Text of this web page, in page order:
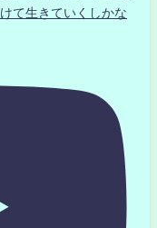
て生きていくしかな